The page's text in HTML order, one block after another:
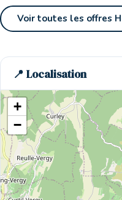
Voir toutes les offres
📍 Localisation
+
−